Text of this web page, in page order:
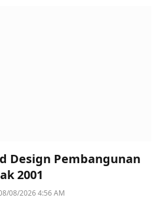
Design Pembangunan
2001
08/2026 4:56 AM